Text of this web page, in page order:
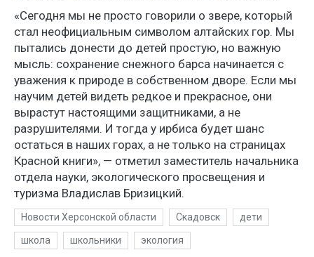
«Сегодня мы не просто говорили о звере, который
стал неофициальным символом алтайских гор. Мы
пытались донести до детей простую, но важную
мысль: сохранение снежного барса начинается с
уважения к природе в собственном дворе. Если мы
научим детей видеть редкое и прекрасное, они
вырастут настоящими защитниками, а не
разрушителями. И тогда у ирбиса будет шанс
остаться в наших горах, а не только на страницах
Красной книги», — отметил заместитель начальника
отдела науки, экологического просвещения и
туризма Владислав Бризицкий.
Новости Херсонской области Скадовск дети
школа школьники экология